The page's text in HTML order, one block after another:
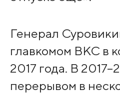
Генерал
главкомом ВКС в
2017 года. В
перерывом в